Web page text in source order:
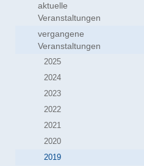
aktuelle
Veranstaltungen
vergangene
Veranstaltungen
2025
2024
2023
2022
2021
2020
2019